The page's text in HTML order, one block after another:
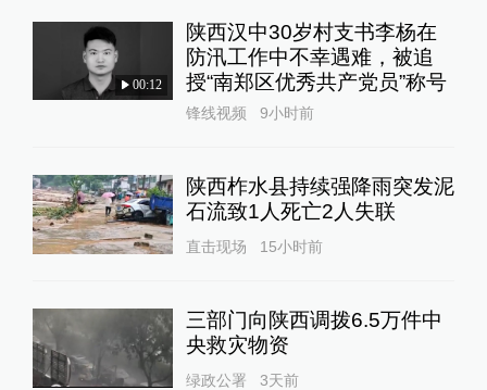
00:12
陕西汉中30岁村支书李杨在
防汛工作中不幸遇难，被追
授“南郑区优秀共产党员”称号
锋线视频 9小时前
陕西柞水县持续强降雨突发泥
石流致1人死亡2人失联
直击现场 15小时前
三部门向陕西调拨6.5万件中
央救灾物资
绿政公署 3天前